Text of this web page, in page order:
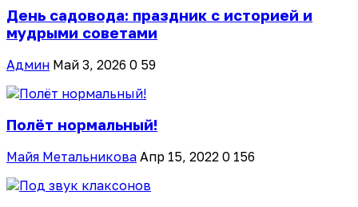
День садовода: праздник с историей и
мудрыми советами
Админ Май 3, 2026 0 59
Полёт нормальный!
Майя Метальникова Апр 15, 2022 0 156